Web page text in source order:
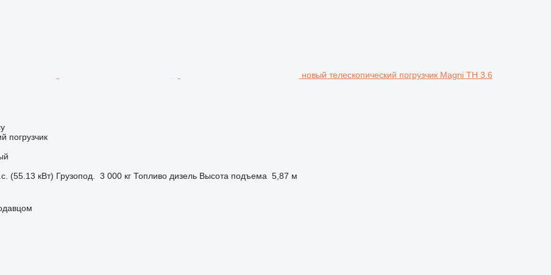
новый телескопический погрузчик Magni TH 3.6
погрузчик
(55.13 кВт) Грузопод. 3 000 кг Топливо дизель Высота подъема 5,87 м